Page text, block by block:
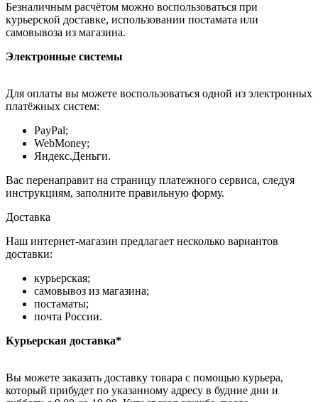
Безналичным расчётом можно воспользоваться при
курьерской доставке, использовании постамата или
самовывоза из магазина.
Электронные системы
Для оплаты вы можете воспользоваться одной из электронных
платёжных систем:
PayPal;
WebMoney;
Яндекс.Деньги.
Вас перенаправит на страницу платежного сервиса, следуя
инструкциям, заполните правильную форму.
Доставка
Наш интернет-магазин предлагает несколько вариантов
доставки:
курьерская;
самовывоз из магазина;
постаматы;
почта России.
Курьерская доставка*
Вы можете заказать доставку товара с помощью курьера,
который прибудет по указанному адресу в будние дни и